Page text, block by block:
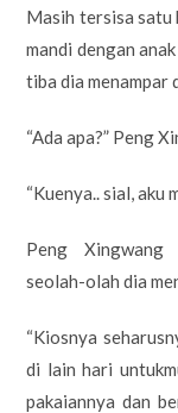
Masih tersisa satu
mandi dengan
tiba dia menampar
“Ada apa?” Peng
“Kuenya.. sial, aku
Peng Xingwang
seolah-olah dia
“Kiosnya
di lain hari
pakaiannya dan